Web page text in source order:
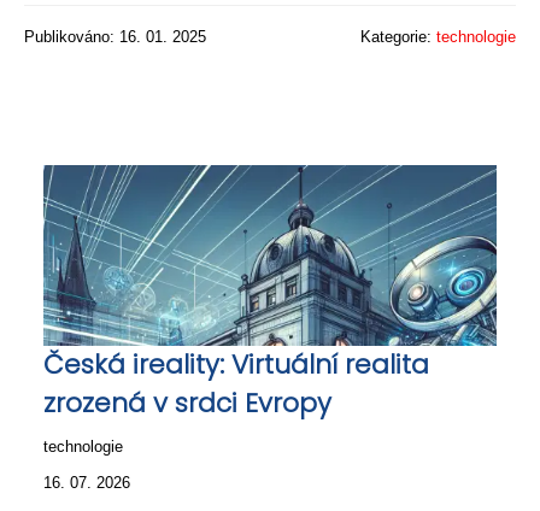
Publikováno: 16. 01. 2025 Kategorie: technologie
Česká ireality: Virtuální realita
zrozená v srdci Evropy
technologie
16. 07. 2026